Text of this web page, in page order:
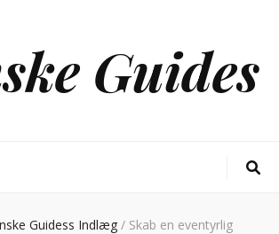
Guides
Guidess Indlæg / Skab en eventyrlig